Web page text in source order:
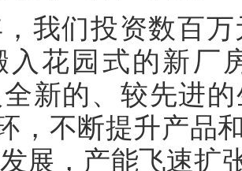
我们投资数百
入花园式的新厂
新的、较先进
，不断提升产品
展，产能飞速扩